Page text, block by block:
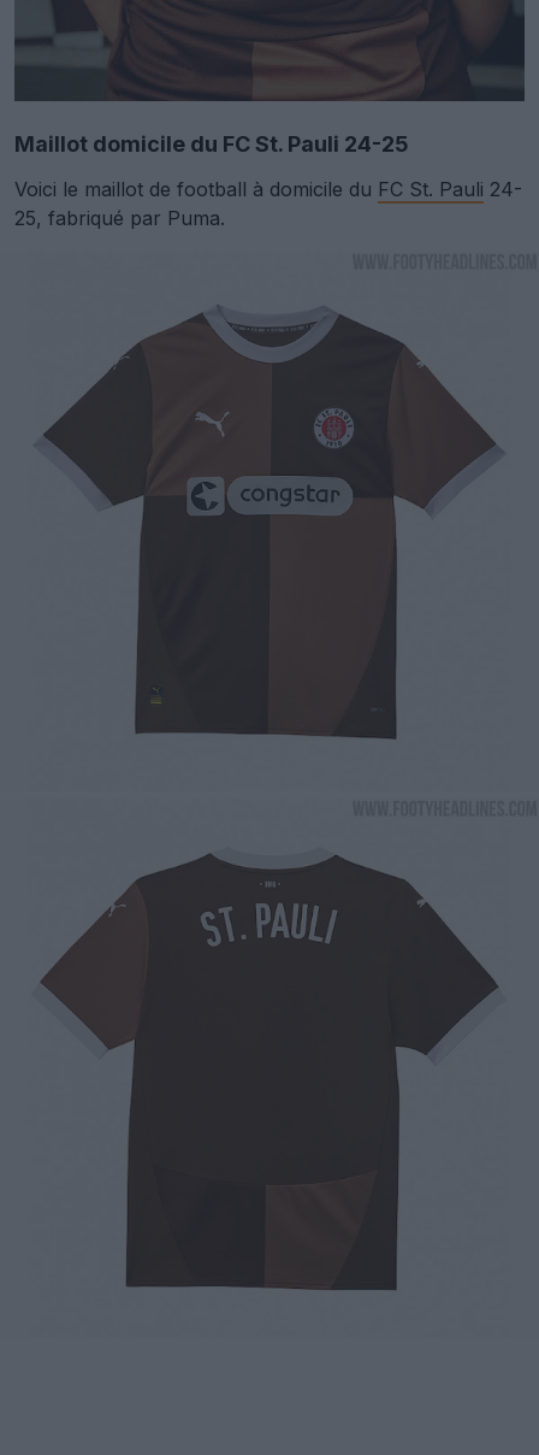
Maillot domicile du FC St. Pauli 24-25
Voici le maillot de football à domicile du FC St. Pauli 24-
25, fabriqué par Puma.